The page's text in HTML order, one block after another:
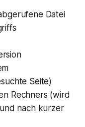
Datei
Seite)
Rechners (wird
nach kurzer